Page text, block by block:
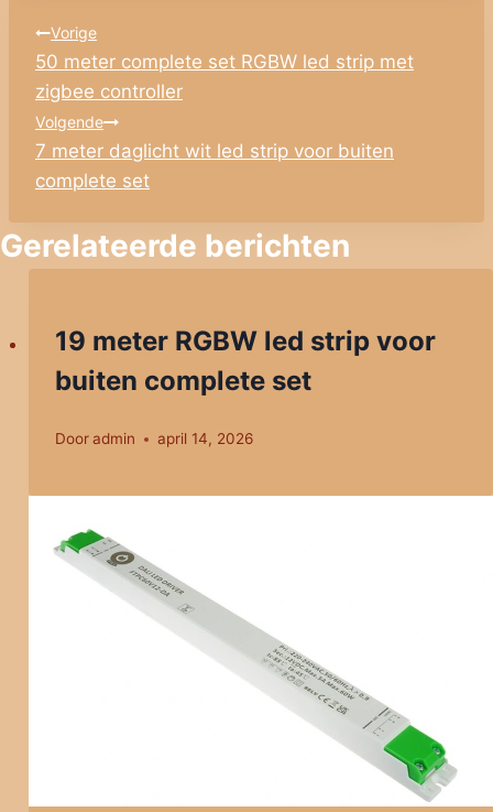
Bericht
navigatie
Vorige
50 meter complete set RGBW led strip met
zigbee controller
Volgende
7 meter daglicht wit led strip voor buiten
complete set
Gerelateerde berichten
19 meter RGBW led strip voor
buiten complete set
Door admin april 14, 2026